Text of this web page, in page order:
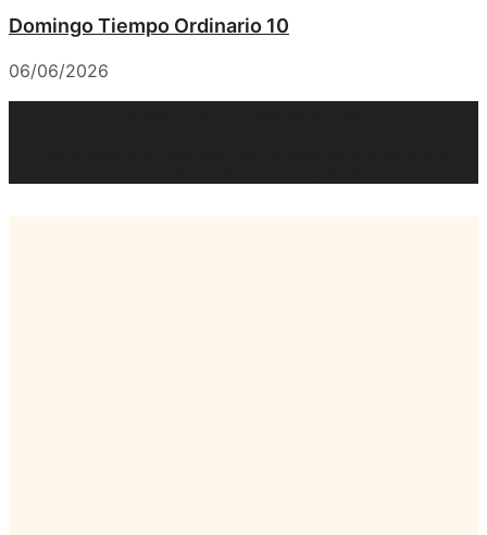
Domingo Tiempo Ordinario 10
06/06/2026